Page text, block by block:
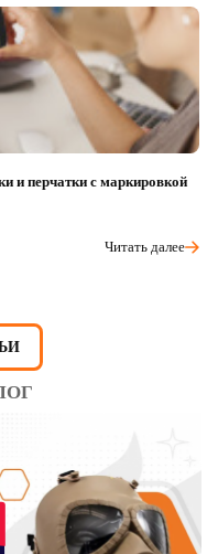
и перчатки с маркировкой
Читать далее